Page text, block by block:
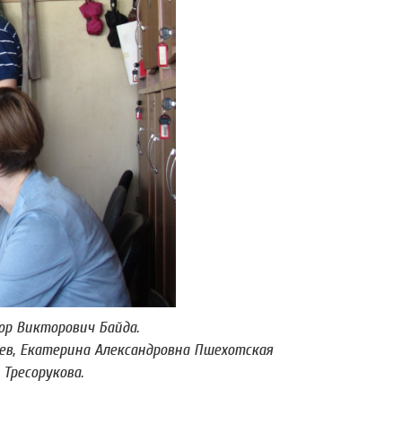
Викторович Байда.
Екатерина Александровна Пшехотская